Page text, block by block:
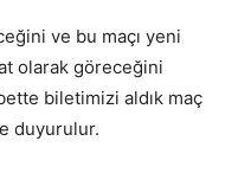
ve bu maçı yeni
olarak göreceğini
biletimizi aldık maç
duyurulur.